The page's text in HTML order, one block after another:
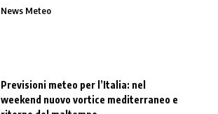
News Meteo
Previsioni meteo per l’Italia: nel
weekend nuovo vortice mediterraneo e